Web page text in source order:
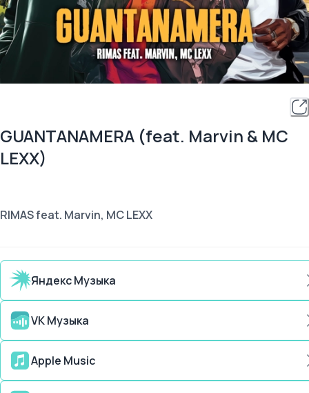
GUANTANAMERA (feat. Marvin & MC
LEXX)
RIMAS feat. Marvin, MC LEXX
Яндекс Музыка
VK Музыка
Apple Music